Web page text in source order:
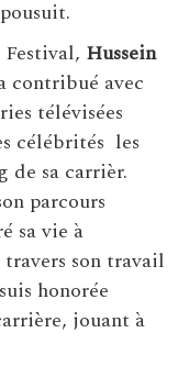
Hussein
contribué avec
télévisées
célébrités les
de sa carrièr.
parcours
sa vie à
son travail
honorée
jouant à